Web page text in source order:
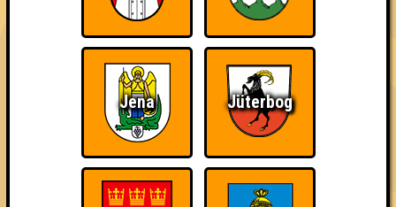
17 16 45
2. Superweicheischuppenjunior
16 15 45
3. Quizz in my Pants
15 14 43
3. Quiz Tonic
16 14 43
Jena Jüterbog